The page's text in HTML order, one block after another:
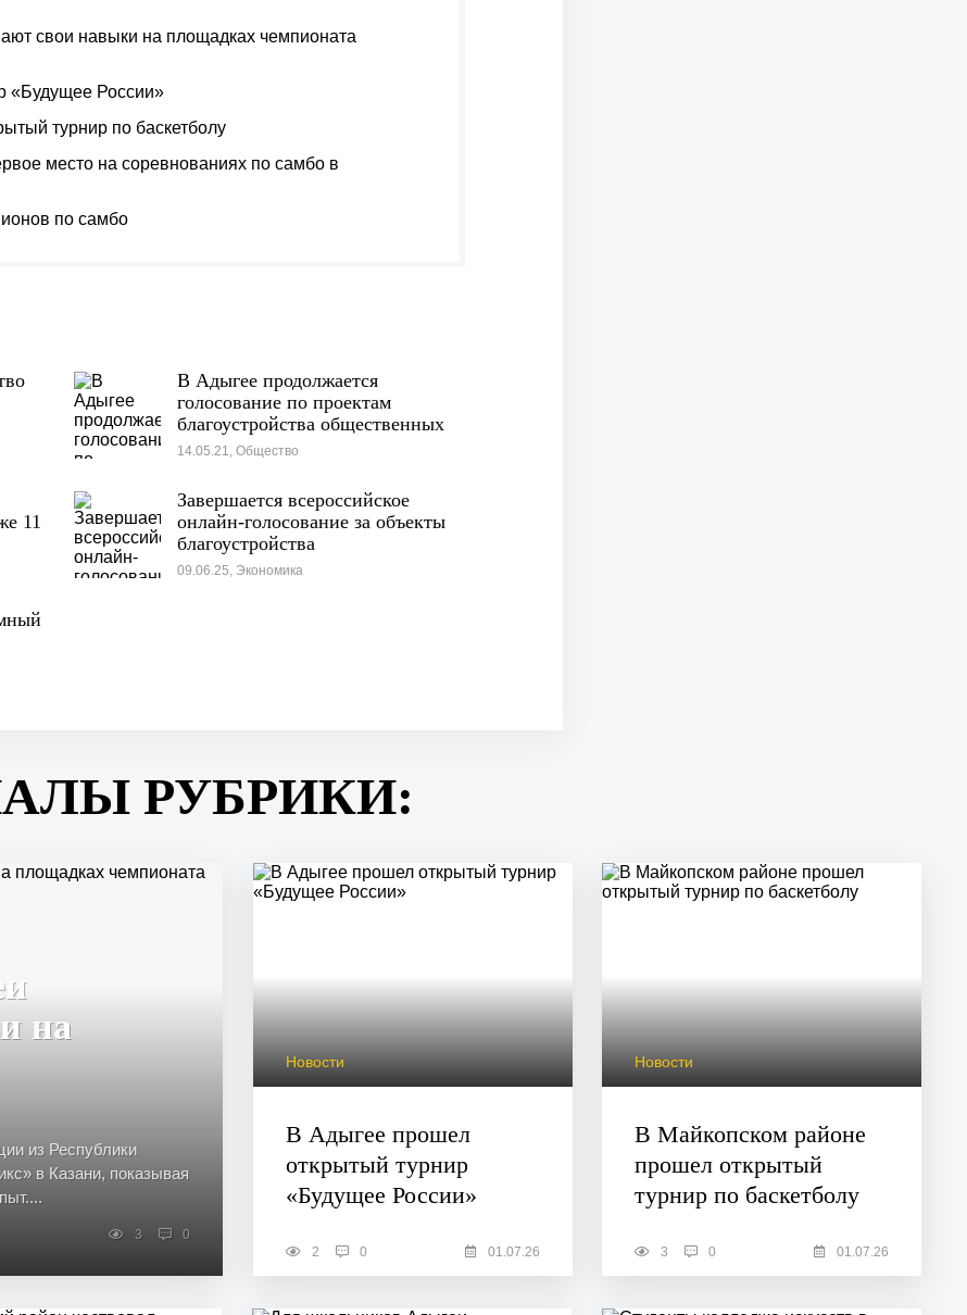
свои навыки на площадках чемпионата
«Будущее России»
турнир по баскетболу
место на соревнованиях по самбо в
по самбо
В Адыгее продолжается
голосование по проектам
благоустройства общественных
территорий, участниками
тысяч человек
14.05.21, Общество
11
Завершается всероссийское
онлайн-голосование за объекты
благоустройства
09.06.25, Экономика
РУБРИКИ:
на
из Республики
в Казани, показывая
3 0
Новости
В Адыгее прошел
открытый турнир
«Будущее России»
2 0 01.07.26
Новости
В Майкопском районе
прошел открытый
турнир по баскетболу
3 0 01.07.26